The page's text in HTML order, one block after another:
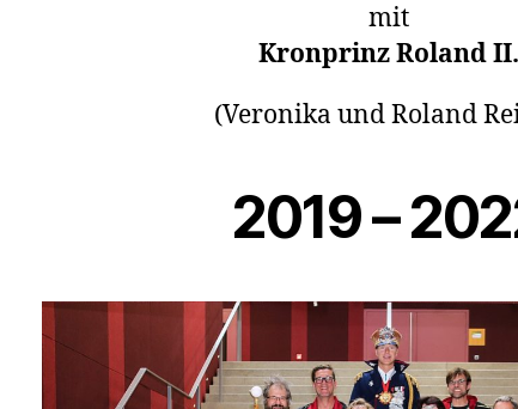
mit
Kronprinz Roland II.
(Veronika und Roland
2019 –